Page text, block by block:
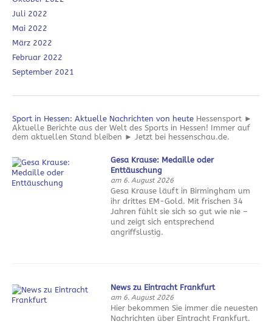
Juli 2022
Mai 2022
März 2022
Februar 2022
September 2021
Sport in Hessen: Aktuelle Nachrichten von heute Hessensport ►
Aktuelle Berichte aus der Welt des Sports in Hessen! Immer auf
dem aktuellen Stand bleiben ► Jetzt bei hessenschau.de.
Gesa Krause: Medaille oder
Enttäuschung
am 6. August 2026
Gesa Krause läuft in Birmingham um
ihr drittes EM-Gold. Mit frischen 34
Jahren fühlt sie sich so gut wie nie –
und zeigt sich entsprechend
angriffslustig.
News zu Eintracht Frankfurt
am 6. August 2026
Hier bekommen Sie immer die neuesten
Nachrichten über Eintracht Frankfurt.